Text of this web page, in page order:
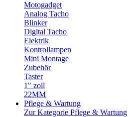
Motogadget
Analog Tacho
Blinker
Digital Tacho
Elektrik
Kontrollampen
Mini Montage
Zubehör
Taster
1" zoll
22MM
Pflege & Wartung
Zur Kategorie Pflege & Wartung